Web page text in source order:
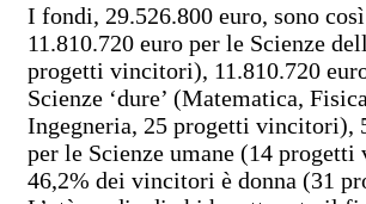
I fondi, 29.526.800 euro, sono
11.810.720 euro per le Scienze
progetti vincitori), 11.810.720
Scienze ‘dure’ (Matematica,
Ingegneria, 25 progetti vincitori),
per le Scienze umane (14
46,2% dei vincitori è donna (31